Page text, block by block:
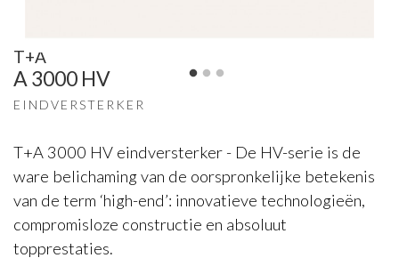
T+A
A 3000 HV
EINDVERSTERKER
T+A 3000 HV eindversterker - De HV-serie is de
ware belichaming van de oorspronkelijke betekenis
van de term ‘high-end’: innovatieve technologieën,
compromisloze constructie en absoluut
topprestaties.